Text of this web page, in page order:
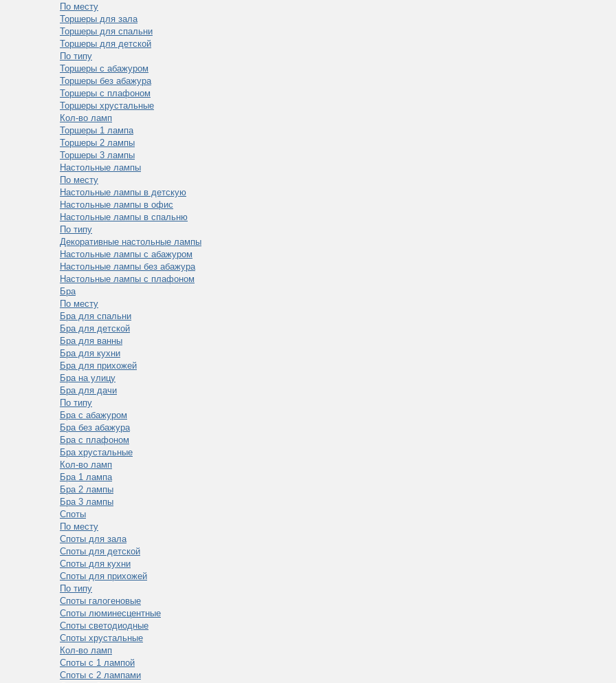
По месту
Торшеры для зала
Торшеры для спальни
Торшеры для детской
По типу
Торшеры с абажуром
Торшеры без абажура
Торшеры с плафоном
Торшеры хрустальные
Кол-во ламп
Торшеры 1 лампа
Торшеры 2 лампы
Торшеры 3 лампы
Настольные лампы
По месту
Настольные лампы в детскую
Настольные лампы в офис
Настольные лампы в спальню
По типу
Декоративные настольные лампы
Настольные лампы с абажуром
Настольные лампы без абажура
Настольные лампы с плафоном
Бра
По месту
Бра для спальни
Бра для детской
Бра для ванны
Бра для кухни
Бра для прихожей
Бра на улицу
Бра для дачи
По типу
Бра с абажуром
Бра без абажура
Бра с плафоном
Бра хрустальные
Кол-во ламп
Бра 1 лампа
Бра 2 лампы
Бра 3 лампы
Споты
По месту
Споты для зала
Споты для детской
Споты для кухни
Споты для прихожей
По типу
Споты галогеновые
Споты люминесцентные
Споты светодиодные
Споты хрустальные
Кол-во ламп
Споты с 1 лампой
Споты с 2 лампами